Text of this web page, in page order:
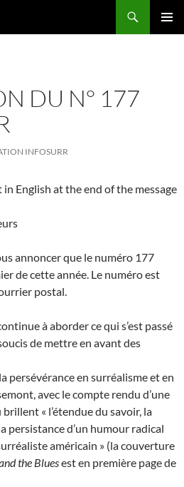
DU N° 177
INFOSURR
in English at the end of the message
annoncer que le numéro 177
de cette année. Le numéro est
postal.
à aborder ce qui s’est passé
de mettre en avant des
persévérance en surréalisme et en
avec le compte rendu d’une
« l’étendue du savoir, la
persistance d’un humour radical
américain » (la couverture
the Bluesest en première page de